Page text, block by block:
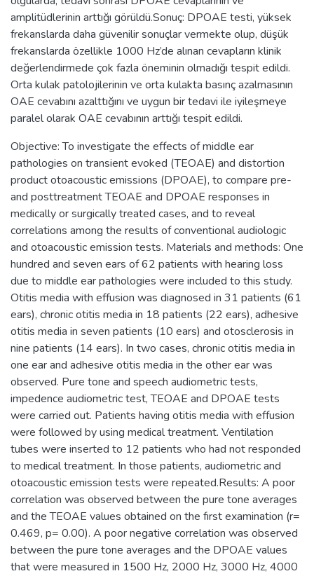
amplitüdlerinin arttığı görüldü.Sonuç: DPOAE testi, yüksek
frekanslarda daha güvenilir sonuçlar vermekte olup, düşük
frekanslarda özellikle 1000 Hz’de alınan cevapların klinik
değerlendirmede çok fazla öneminin olmadığı tespit edildi.
Orta kulak patolojilerinin ve orta kulakta basınç azalmasının
OAE cevabını azalttığını ve uygun bir tedavi ile iyileşmeye
paralel olarak OAE cevabının arttığı tespit edildi.
Objective: To investigate the effects of middle ear
pathologies on transient evoked (TEOAE) and distortion
product otoacoustic emissions (DPOAE), to compare pre-
and posttreatment TEOAE and DPOAE responses in
medically or surgically treated cases, and to reveal
correlations among the results of conventional audiologic
and otoacoustic emission tests. Materials and methods: One
hundred and seven ears of 62 patients with hearing loss
due to middle ear pathologies were included to this study.
Otitis media with effusion was diagnosed in 31 patients (61
ears), chronic otitis media in 18 patients (22 ears), adhesive
otitis media in seven patients (10 ears) and otosclerosis in
nine patients (14 ears). In two cases, chronic otitis media in
one ear and adhesive otitis media in the other ear was
observed. Pure tone and speech audiometric tests,
impedence audiometric test, TEOAE and DPOAE tests
were carried out. Patients having otitis media with effusion
were followed by using medical treatment. Ventilation
tubes were inserted to 12 patients who had not responded
to medical treatment. In those patients, audiometric and
otoacoustic emission tests were repeated.Results: A poor
correlation was observed between the pure tone averages
and the TEOAE values obtained on the fırst examination (r=
0.469, p= 0.00). A poor negative correlation was observed
between the pure tone averages and the DPOAE values
that were measured in 1500 Hz, 2000 Hz, 3000 Hz, 4000